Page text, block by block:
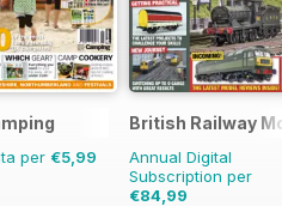
per €5,99
British Railway
Annual Digital
Subscription per
€84,99